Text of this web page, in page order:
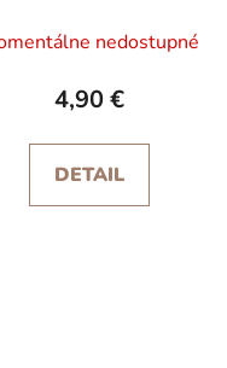
nedostupné
4,90 €
DETAIL